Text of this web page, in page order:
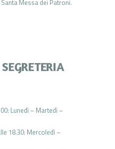
Messa dei Patroni.
Lunedì – Martedì –
18.30: Mercoledì –